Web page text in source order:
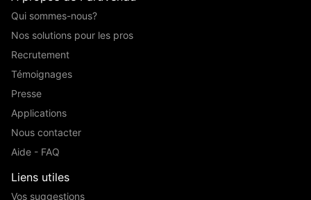
Qui sommes-nous?
Nos solutions pour les pros
Recrutement
Témoignages
Presse
Applications
Nous contacter
Aide - FAQ
Liens utiles
Vos suggestions